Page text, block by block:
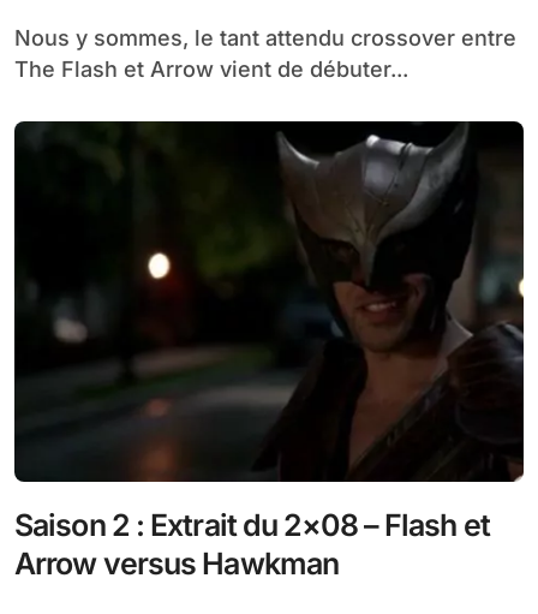
Nous y sommes, le tant attendu crossover entre
The Flash et Arrow vient de débuter...
Saison 2 : Extrait du 2×08 – Flash et
Arrow versus Hawkman